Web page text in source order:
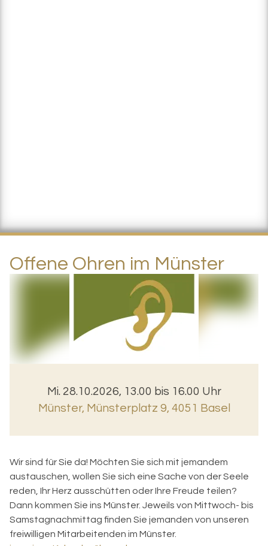
Offene Ohren im Münster
Mi. 28.10.2026, 13.00 bis 16.00 Uhr
Münster, Münsterplatz 9, 4051 Basel
Wir sind für Sie da! Möchten Sie sich mit jemandem
austauschen, wollen Sie sich eine Sache von der Seele
reden, Ihr Herz ausschütten oder Ihre Freude teilen?
Dann kommen Sie ins Münster. Jeweils von Mittwoch- bis
Samstagnachmittag finden Sie jemanden von unseren
freiwilligen Mitarbeitenden im Münster.